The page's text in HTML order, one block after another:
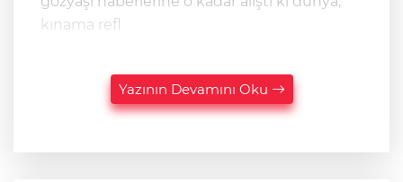
kınama refl
Yazının Devamını Oku